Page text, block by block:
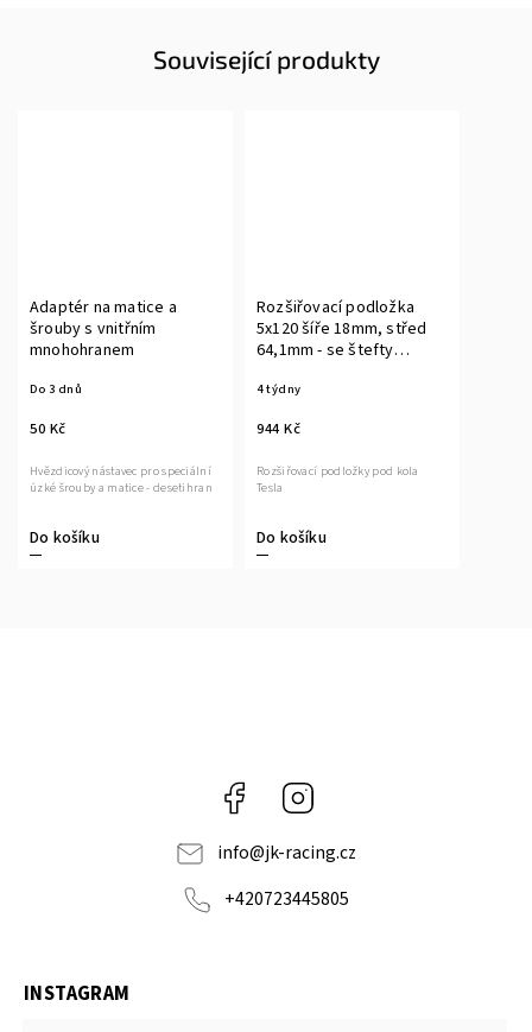
Související produkty
Adaptér na matice a
šrouby s vnitřním
mnohohranem
Do 3 dnů
50 Kč
Do košíku
Hvězdicový nástavec pro speciální
úzké šrouby a matice - desetihran
Rozšiřovací podložka
5x120 šíře 18mm, střed
64,1mm - se štefty
4 týdny
944 Kč
Do košíku
Rozšiřovací podložky pod kola
Tesla
Facebook
info@jk-racing.cz
+420723445805
INSTAGRAM